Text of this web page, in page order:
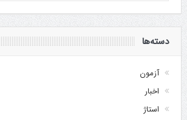
دسته‌ها
آزمون
اخبار
استاژ